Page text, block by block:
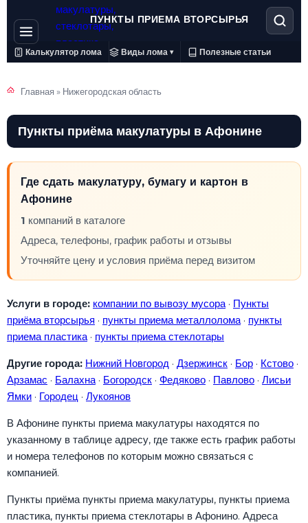
ПУНКТЫ ПРИЕМА ВТОРСЫРЬЯ
Калькулятор лома Виды лома ▾ Полезные статьи
Главная » Нижегородская область
Пункты приёма макулатуры в Афонине
Где сдать макулатуру, бумагу и картон в
Афонине
1 компаний в каталоге
Адреса, телефоны, график работы и отзывы
Уточняйте цену и условия приёма перед визитом
Услуги в городе: компании по вывозу мусора· Пункты
приёма вторсырья · пункты приема металлолома· пункты
приема пластика· пункты приема стеклотары
Другие города: Нижний Новгород · Дзержинск · Бор · Кстово ·
Арзамас · Балахна· Богородск · Федяково · Павлово · Лисьи
Ямки · Городец · Лукоянов
В Афонине пункты приема макулатуры находятся по
указанному в таблице адресу, где также есть график работы
и номера телефонов по которым можно связаться с
компанией.
Пункты приёма пункты приема макулатуры, пункты приема
пластика, пункты приема стеклотары в Афонино. Адреса